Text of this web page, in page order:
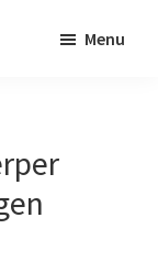
Menu